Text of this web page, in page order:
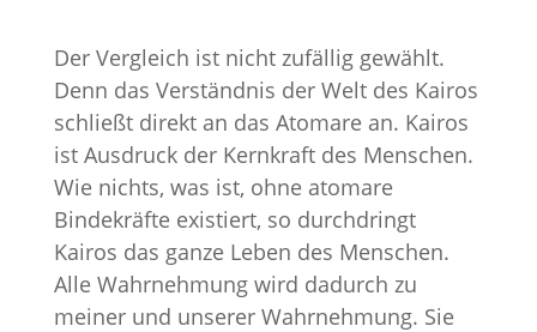
Der Vergleich ist nicht zufällig gewählt.
Denn das Verständnis der Welt des Kairos
schließt direkt an das Atomare an. Kairos
ist Ausdruck der Kernkraft des Menschen.
Wie nichts, was ist, ohne atomare
Bindekräfte existiert, so durchdringt
Kairos das ganze Leben des Menschen.
Alle Wahrnehmung wird dadurch zu
meiner und unserer Wahrnehmung. Sie